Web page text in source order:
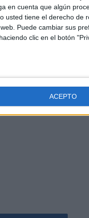
en cuenta que algún
usted tiene el derecho de
Puede cambiar sus
clic en el botón
ACEPTO
pues para la
pueden ser
el mundo rural.
de covid-19:
pero
de las